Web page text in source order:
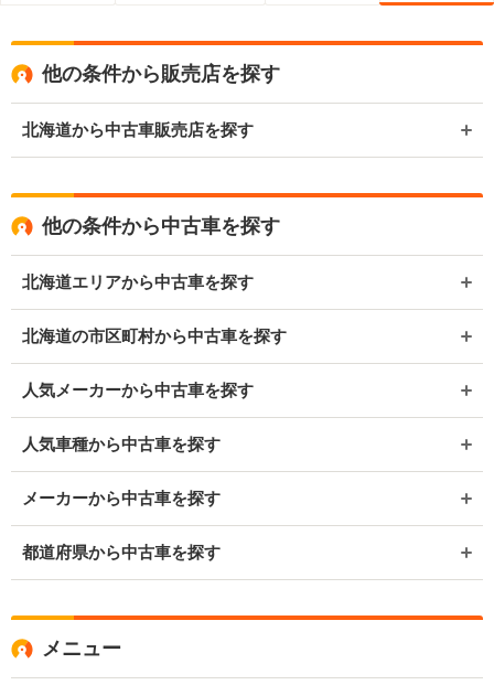
他の条件から販売店を探す
北海道から中古車販売店を探す
他の条件から中古車を探す
北海道エリアから中古車を探す
北海道の市区町村から中古車を探す
人気メーカーから中古車を探す
人気車種から中古車を探す
メーカーから中古車を探す
都道府県から中古車を探す
メニュー